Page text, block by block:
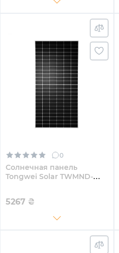
0
Солнечная панель
Tongwei Solar TWMND-
5267 ₴